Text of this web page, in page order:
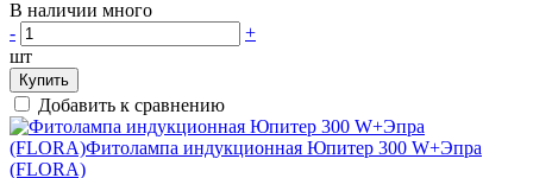
В наличии много
-
+
шт
Купить
Добавить к сравнению